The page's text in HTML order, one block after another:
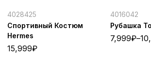
4028425
Спортивный Костюм
Hermes
15,999₽
4016042
Рубашка
7,999₽–